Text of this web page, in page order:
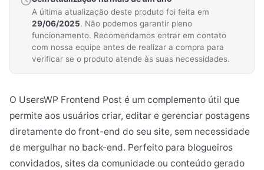
A última atualização deste produto foi feita em
29/06/2025. Não podemos garantir pleno
funcionamento. Recomendamos entrar em contato
com nossa equipe antes de realizar a compra para
verificar se o produto atende às suas necessidades.
O UsersWP Frontend Post é um complemento útil que
permite aos usuários criar, editar e gerenciar postagens
diretamente do front-end do seu site, sem necessidade
de mergulhar no back-end. Perfeito para blogueiros
convidados, sites da comunidade ou conteúdo gerado